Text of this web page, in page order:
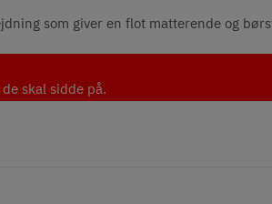
som giver en flot matterende og
skal sidde på.